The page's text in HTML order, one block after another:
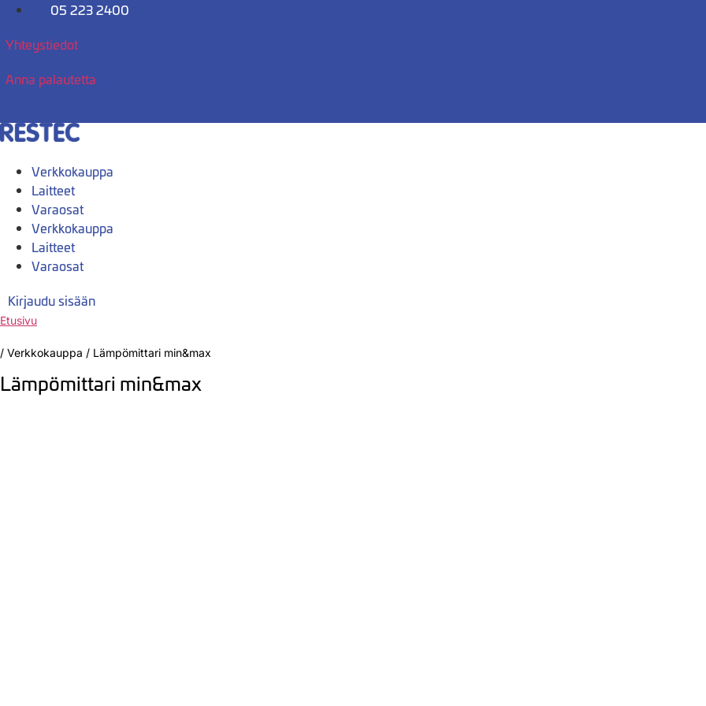
Mene
05 223 2400
Yhteystiedot
Anna palautetta
Verkkokauppa
Laitteet
Varaosat
Verkkokauppa
Laitteet
Varaosat
Kirjaudu sisään
Etusivu
/ Verkkokauppa / Lämpömittari min&max
Lämpömittari min&max